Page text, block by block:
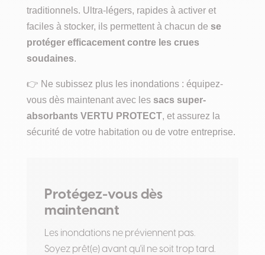
traditionnels. Ultra-légers, rapides à activer et
faciles à stocker, ils permettent à chacun de se
protéger efficacement contre les crues
soudaines.
👉 Ne subissez plus les inondations : équipez-
vous dès maintenant avec les sacs super-
absorbants VERTU PROTECT, et assurez la
sécurité de votre habitation ou de votre entreprise.
Protégez-vous dès
maintenant
Les inondations ne préviennent pas.
Soyez prêt(e) avant qu'il ne soit trop tard.